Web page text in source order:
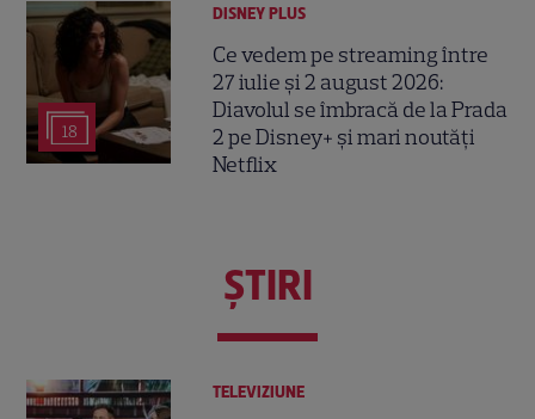
18
DISNEY PLUS
Ce vedem pe streaming între
27 iulie și 2 august 2026:
Diavolul se îmbracă de la Prada
2 pe Disney+ și mari noutăți
Netflix
ŞTIRI
TELEVIZIUNE